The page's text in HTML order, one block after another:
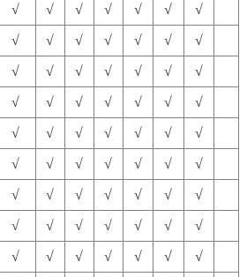
√ √ √ √ √ √
√
√ √ √ √ √ √
√
√ √ √ √ √ √
√
√ √ √ √ √ √
√
√ √ √ √ √ √
√
√ √ √ √ √ √
√
√ √ √ √ √ √
√
√ √ √ √ √ √
√
√ √ √ √ √ √
√